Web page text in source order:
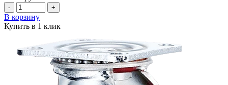
- +
В корзину
Купить в 1 клик